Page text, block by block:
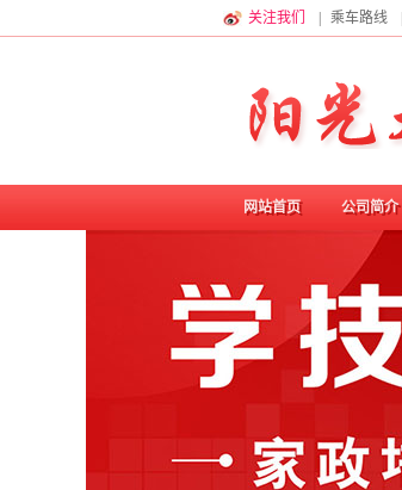
关注我们 乘车路线
网站首页 公司简介